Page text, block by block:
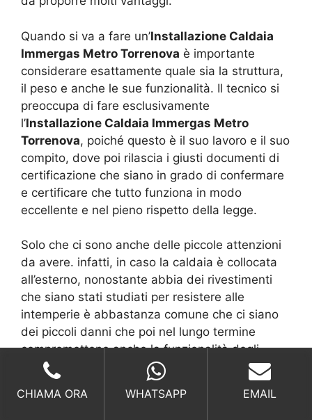
Quando si va a fare un’Installazione Caldaia
Immergas Metro Torrenova è importante
considerare esattamente quale sia la struttura,
il peso e anche le sue funzionalità. Il tecnico si
preoccupa di fare esclusivamente
l’Installazione Caldaia Immergas Metro
Torrenova, poiché questo è il suo lavoro e il suo
compito, dove poi rilascia i giusti documenti di
certificazione che siano in grado di confermare
e certificare che tutto funziona in modo
eccellente e nel pieno rispetto della legge.
Solo che ci sono anche delle piccole attenzioni
da avere. infatti, in caso la caldaia è collocata
all’esterno, nonostante abbia dei rivestimenti
che siano stati studiati per resistere alle
intemperie è abbastanza comune che ci siano
dei piccoli danni che poi nel lungo termine
compromettono anche la funzionalità degli
ingranaggi interni.
Ci sono degli accorgimenti che si possono fare
CHIAMA ORA WHATSAPP EMAIL